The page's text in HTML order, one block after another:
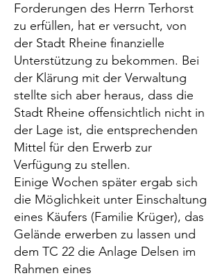
Forderungen des Herrn Terhorst
zu erfüllen, hat er versucht, von
der Stadt Rheine finanzielle
Unterstützung zu bekommen. Bei
der Klärung mit der Verwaltung
stellte sich aber heraus, dass die
Stadt Rheine offensichtlich nicht in
der Lage ist, die entsprechenden
Mittel für den Erwerb zur
Verfügung zu stellen.
Einige Wochen später ergab sich
die Möglichkeit unter Einschaltung
eines Käufers (Familie Krüger), das
Gelände erwerben zu lassen und
dem TC 22 die Anlage Delsen im
Rahmen eines